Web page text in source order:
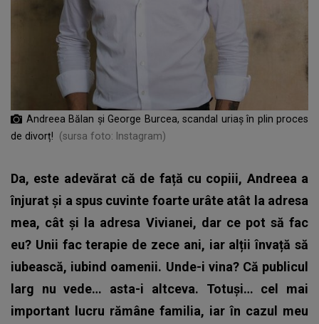
Andreea Bălan și George Burcea, scandal uriaș în plin proces
de divorț!
(sursa foto: Instagram)
Da, este adevărat că de față cu copiii, Andreea a
înjurat și a spus cuvinte foarte urâte atât la adresa
mea, cât și la adresa Vivianei, dar ce pot să fac
eu? Unii fac terapie de zece ani, iar alții învață să
iubească, iubind oamenii. Unde-i vina? Că publicul
larg nu vede… asta-i altceva. Totuși… cel mai
important lucru rămâne familia, iar în cazul meu